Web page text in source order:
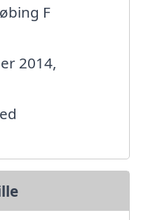
F
2014,